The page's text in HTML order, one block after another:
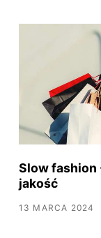
Slow fashion
jakość
13 MARCA 2024